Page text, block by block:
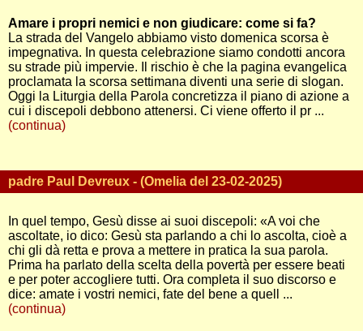
Amare i propri nemici e non giudicare: come si fa?
La strada del Vangelo abbiamo visto domenica scorsa è
impegnativa. In questa celebrazione siamo condotti ancora
su strade più impervie. Il rischio è che la pagina evangelica
proclamata la scorsa settimana diventi una serie di slogan.
Oggi la Liturgia della Parola concretizza il piano di azione a
cui i discepoli debbono attenersi. Ci viene offerto il pr ...
(continua)
padre Paul Devreux - (Omelia del 23-02-2025)
In quel tempo, Gesù disse ai suoi discepoli: «A voi che
ascoltate, io dico: Gesù sta parlando a chi lo ascolta, cioè a
chi gli dà retta e prova a mettere in pratica la sua parola.
Prima ha parlato della scelta della povertà per essere beati
e per poter accogliere tutti. Ora completa il suo discorso e
dice: amate i vostri nemici, fate del bene a quell ...
(continua)